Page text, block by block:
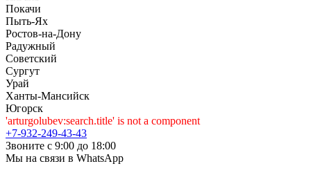
Покачи
Пыть-Ях
Рoстов-на-Дону
Радужный
Советский
Сургут
Урай
Ханты-Мансийск
Югорск
'arturgolubev:search.title' is not a component
+7-932-249-43-43
Звоните с 9:00 до 18:00
Мы на связи в WhatsApp